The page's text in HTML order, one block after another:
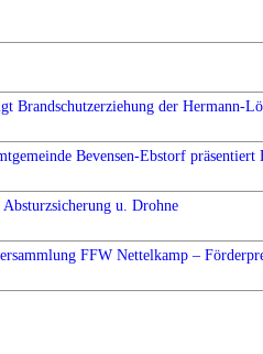
Brandschutzerziehung der Hermann-
Bevensen-Ebstorf
u. Drohne
FFW Nettelkamp –